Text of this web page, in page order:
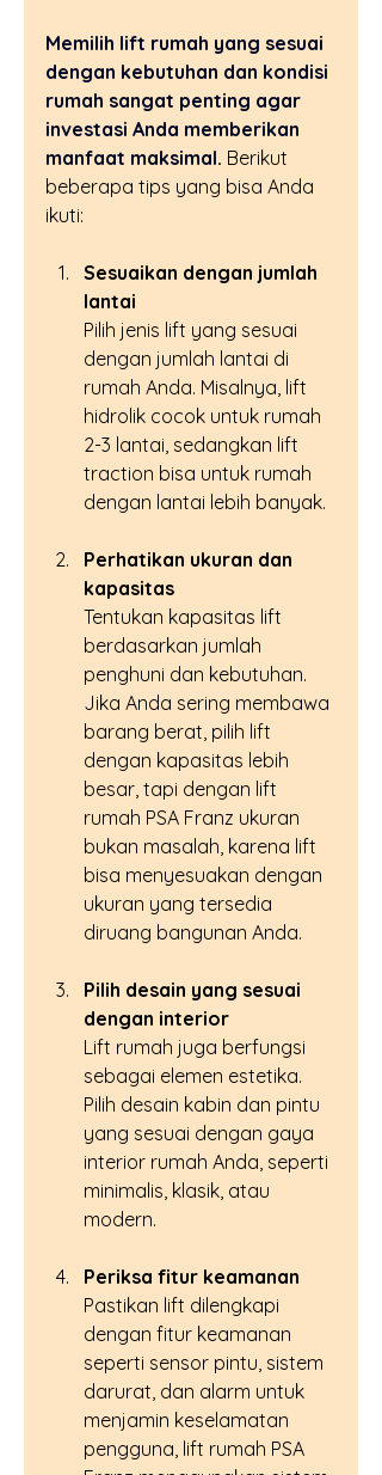
Memilih lift rumah yang sesuai
dengan kebutuhan dan kondisi
rumah sangat penting agar
investasi Anda memberikan
manfaat maksimal. Berikut
beberapa tips yang bisa Anda
ikuti:
Sesuaikan dengan jumlah
lantai
Pilih jenis lift yang sesuai
dengan jumlah lantai di
rumah Anda. Misalnya, lift
hidrolik cocok untuk rumah
2-3 lantai, sedangkan lift
traction bisa untuk rumah
dengan lantai lebih banyak.
Perhatikan ukuran dan
kapasitas
Tentukan kapasitas lift
berdasarkan jumlah
penghuni dan kebutuhan.
Jika Anda sering membawa
barang berat, pilih lift
dengan kapasitas lebih
besar, tapi dengan lift
rumah PSA Franz ukuran
bukan masalah, karena lift
bisa menyesuakan dengan
ukuran yang tersedia
diruang bangunan Anda.
Pilih desain yang sesuai
dengan interior
Lift rumah juga berfungsi
sebagai elemen estetika.
Pilih desain kabin dan pintu
yang sesuai dengan gaya
interior rumah Anda, seperti
minimalis, klasik, atau
modern.
Periksa fitur keamanan
Pastikan lift dilengkapi
dengan fitur keamanan
seperti sensor pintu, sistem
darurat, dan alarm untuk
menjamin keselamatan
pengguna, lift rumah PSA